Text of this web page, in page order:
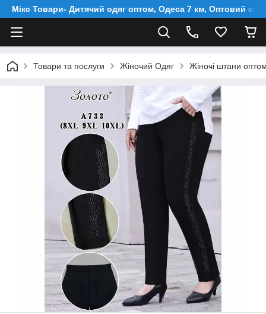
Мікс Товари- Дитячий одяг оптом, Одеса 7 км, Оптовий
Товари та послуги Жіночий Одяг Жіночі штани